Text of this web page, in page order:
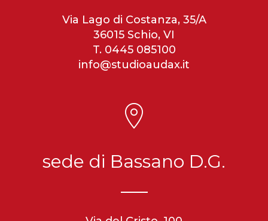
Via Lago di Costanza, 35/A
36015 Schio, VI
T. 0445 085100
info@studioaudax.it
sede di Bassano D.G.